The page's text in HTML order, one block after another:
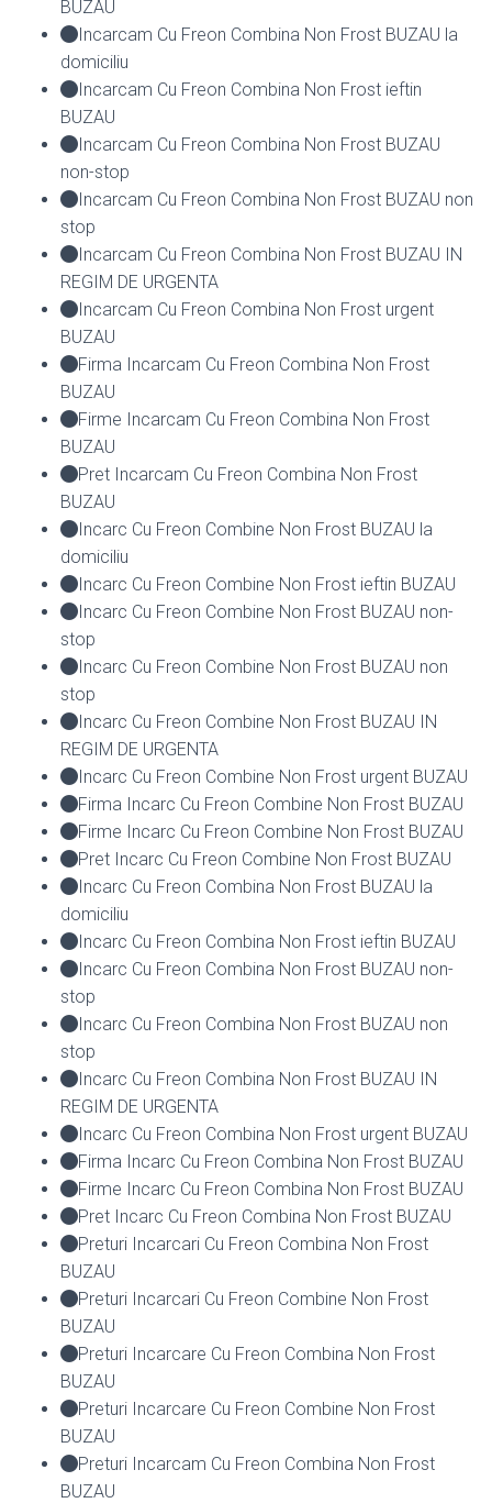
BUZAU
Incarcam Cu Freon Combina Non Frost BUZAU la
domiciliu
Incarcam Cu Freon Combina Non Frost ieftin
BUZAU
Incarcam Cu Freon Combina Non Frost BUZAU
non-stop
Incarcam Cu Freon Combina Non Frost BUZAU non
stop
Incarcam Cu Freon Combina Non Frost BUZAU IN
REGIM DE URGENTA
Incarcam Cu Freon Combina Non Frost urgent
BUZAU
Firma Incarcam Cu Freon Combina Non Frost
BUZAU
Firme Incarcam Cu Freon Combina Non Frost
BUZAU
Pret Incarcam Cu Freon Combina Non Frost
BUZAU
Incarc Cu Freon Combine Non Frost BUZAU la
domiciliu
Incarc Cu Freon Combine Non Frost ieftin BUZAU
Incarc Cu Freon Combine Non Frost BUZAU non-
stop
Incarc Cu Freon Combine Non Frost BUZAU non
stop
Incarc Cu Freon Combine Non Frost BUZAU IN
REGIM DE URGENTA
Incarc Cu Freon Combine Non Frost urgent BUZAU
Firma Incarc Cu Freon Combine Non Frost BUZAU
Firme Incarc Cu Freon Combine Non Frost BUZAU
Pret Incarc Cu Freon Combine Non Frost BUZAU
Incarc Cu Freon Combina Non Frost BUZAU la
domiciliu
Incarc Cu Freon Combina Non Frost ieftin BUZAU
Incarc Cu Freon Combina Non Frost BUZAU non-
stop
Incarc Cu Freon Combina Non Frost BUZAU non
stop
Incarc Cu Freon Combina Non Frost BUZAU IN
REGIM DE URGENTA
Incarc Cu Freon Combina Non Frost urgent BUZAU
Firma Incarc Cu Freon Combina Non Frost BUZAU
Firme Incarc Cu Freon Combina Non Frost BUZAU
Pret Incarc Cu Freon Combina Non Frost BUZAU
Preturi Incarcari Cu Freon Combina Non Frost
BUZAU
Preturi Incarcari Cu Freon Combine Non Frost
BUZAU
Preturi Incarcare Cu Freon Combina Non Frost
BUZAU
Preturi Incarcare Cu Freon Combine Non Frost
BUZAU
Preturi Incarcam Cu Freon Combina Non Frost
BUZAU